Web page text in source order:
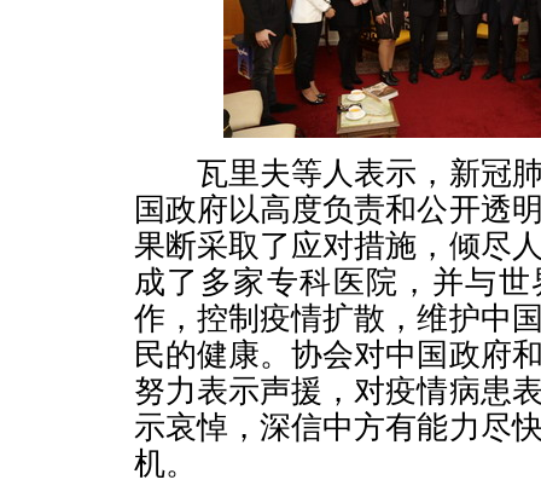
瓦里夫等人表示，新冠肺
国政府以高度负责和公开透
果断采取了应对措施，倾尽
成了多家专科医院，并与
作，控制疫情扩散，维护中
民的健康。协会对中国政府
努力表示声援，对疫情病患
示哀悼，深信中方有能力尽
机。